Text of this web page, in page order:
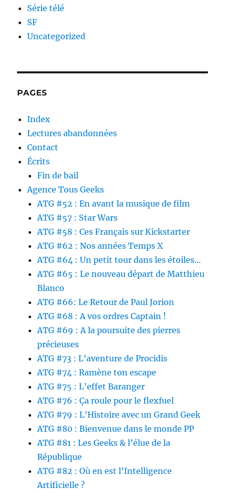
Série télé
SF
Uncategorized
PAGES
Index
Lectures abandonnées
Contact
Écrits
Fin de bail
Agence Tous Geeks
ATG #52 : En avant la musique de film
ATG #57 : Star Wars
ATG #58 : Ces Français sur Kickstarter
ATG #62 : Nos années Temps X
ATG #64 : Un petit tour dans les étoiles…
ATG #65 : Le nouveau départ de Matthieu
Blanco
ATG #66: Le Retour de Paul Jorion
ATG #68 : A vos ordres Captain !
ATG #69 : A la poursuite des pierres
précieuses
ATG #73 : L’aventure de Procidis
ATG #74 : Ramène ton escape
ATG #75 : L’effet Baranger
ATG #76 : Ça roule pour le flexfuel
ATG #79 : L’Histoire avec un Grand Geek
ATG #80 : Bienvenue dans le monde PP
ATG #81 : Les Geeks & l’élue de la
République
ATG #82 : Où en est l’Intelligence
Artificielle ?